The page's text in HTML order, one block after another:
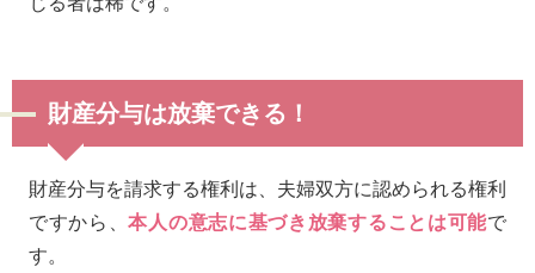
財産分与は放棄できる！
財産分与を請求する権利は、夫婦双方に認められる権利
ですから、本人の意志に基づき放棄することは可能で
す。